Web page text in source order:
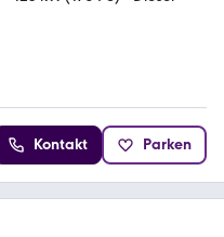
Kontakt Parken